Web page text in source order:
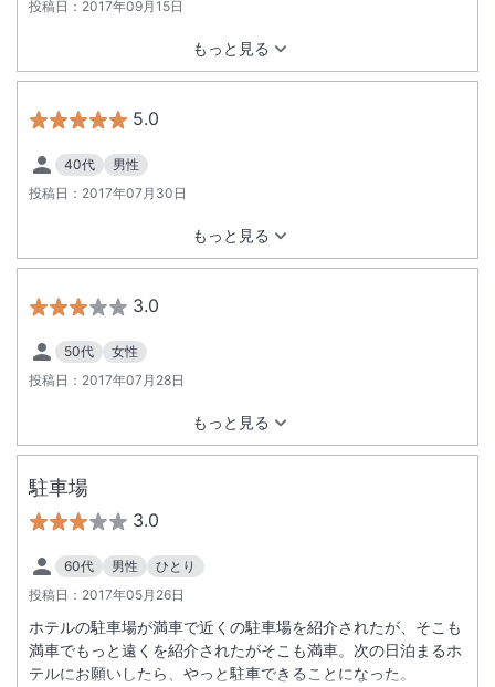
投稿日： 2017年09月15日
もっと見る
5.0
40代
男性
投稿日： 2017年07月30日
もっと見る
3.0
50代
女性
投稿日： 2017年07月28日
もっと見る
駐車場
3.0
60代 男性
ひとり
投稿日： 2017年05月26日
ホテルの駐車場が満車で近くの駐車場を紹介されたが、そこも
満車でもっと遠くを紹介されたがそこも満車。次の日泊まるホ
テルにお願いしたら、やっと駐車できることになった。